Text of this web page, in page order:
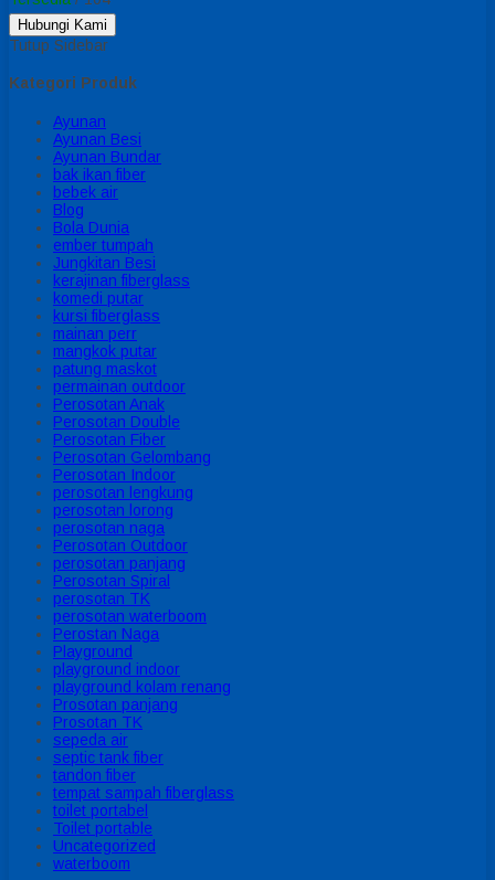
Hubungi Kami
Tutup Sidebar
Kategori Produk
Ayunan
Ayunan Besi
Ayunan Bundar
bak ikan fiber
bebek air
Blog
Bola Dunia
ember tumpah
Jungkitan Besi
kerajinan fiberglass
komedi putar
kursi fiberglass
mainan perr
mangkok putar
patung maskot
permainan outdoor
Perosotan Anak
Perosotan Double
Perosotan Fiber
Perosotan Gelombang
Perosotan Indoor
perosotan lengkung
perosotan lorong
perosotan naga
Perosotan Outdoor
perosotan panjang
Perosotan Spiral
perosotan TK
perosotan waterboom
Perostan Naga
Playground
playground indoor
playground kolam renang
Prosotan panjang
Prosotan TK
sepeda air
septic tank fiber
tandon fiber
tempat sampah fiberglass
toilet portabel
Toilet portable
Uncategorized
waterboom